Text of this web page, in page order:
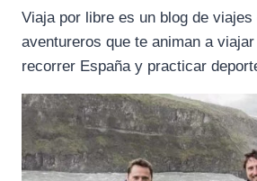
Viaja por libre es un blog de viajes
aventureros que te animan a
recorrer España y practicar